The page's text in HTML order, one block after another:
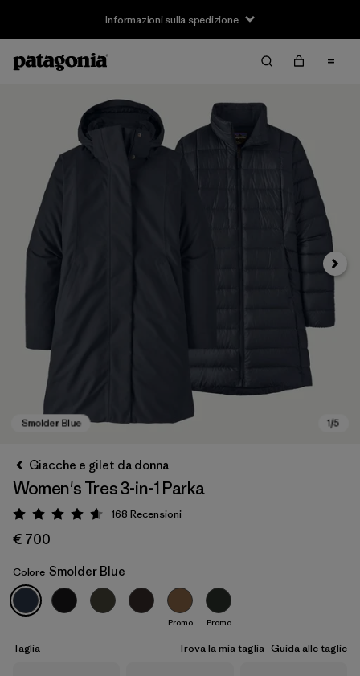
Informazioni sulla spedizione
Smolder Blue
Avanti
Giacche e gilet da donna
Women's Tres 3-in-1 Parka
Valutazione: 4.6 / 5
168 Recensioni
€ 700
Colore Smolder Blue
Promo Promo
Taglia Trova la mia taglia Guida alle taglie